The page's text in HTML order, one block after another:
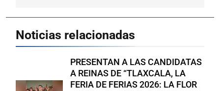
Noticias relacionadas
PRESENTAN A LAS CANDIDATAS
A REINAS DE “TLAXCALA, LA
FERIA DE FERIAS 2026: LA FLOR